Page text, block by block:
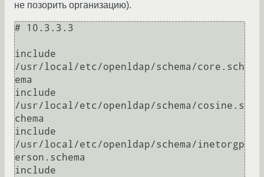
не позорить организацию).
# 10.3.3.3
include
/usr/local/etc/openldap/schema/core.sch
ema
include
/usr/local/etc/openldap/schema/cosine.s
chema
include
/usr/local/etc/openldap/schema/inetorgp
erson.schema
include